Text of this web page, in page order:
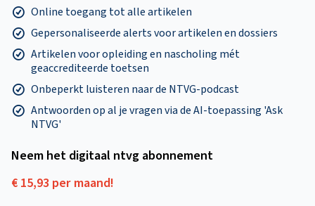
Online toegang tot alle artikelen
Gepersonaliseerde alerts voor artikelen en dossiers
Artikelen voor opleiding en nascholing mét
geaccrediteerde toetsen
Onbeperkt luisteren naar de NTVG-podcast
Antwoorden op al je vragen via de AI-toepassing 'Ask
NTVG'
Neem het digitaal ntvg abonnement
€ 15,93 per maand!